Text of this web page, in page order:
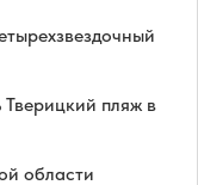
пляж в
области